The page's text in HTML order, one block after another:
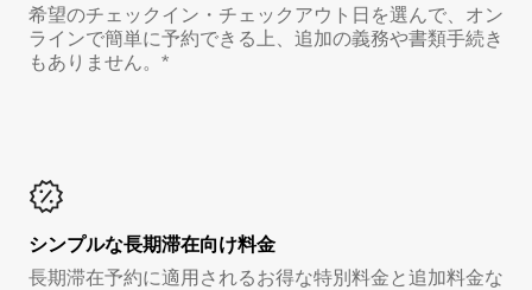
希望のチェックイン・チェックアウト日を選んで、オン
ラインで簡単に予約できる上、追加の義務や書類手続き
もありません。*
シンプルな長期滞在向け料金
長期滞在予約に適用されるお得な特別料金と追加料金な